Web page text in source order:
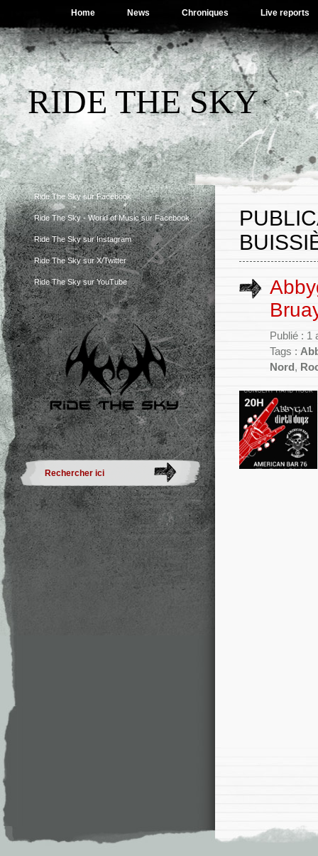
Home News Chroniques Live reports
RIDE THE SKY
Ride The Sky sur Facebook
Ride The Sky - World of Music sur Facebook
Ride The Sky sur Instagram
Ride The Sky sur X/Twitter
Ride The Sky sur YouTube
Publié : 1
Tags :
Nord ,